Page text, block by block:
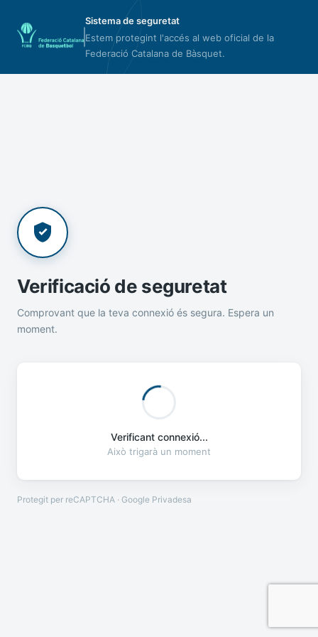
Sistema de seguretat
Estem protegint l'accés al web oficial de la
Federació Catalana de Bàsquet.
Verificació de seguretat
Comprovant que la teva connexió és segura. Espera un
moment.
Verificant connexió...
Això trigarà un moment
Protegit per reCAPTCHA · Google Privadesa